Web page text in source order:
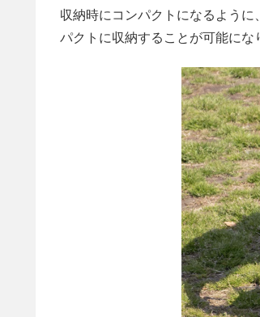
収納時にコンパクトになるよう
パクトに収納することが可能にな